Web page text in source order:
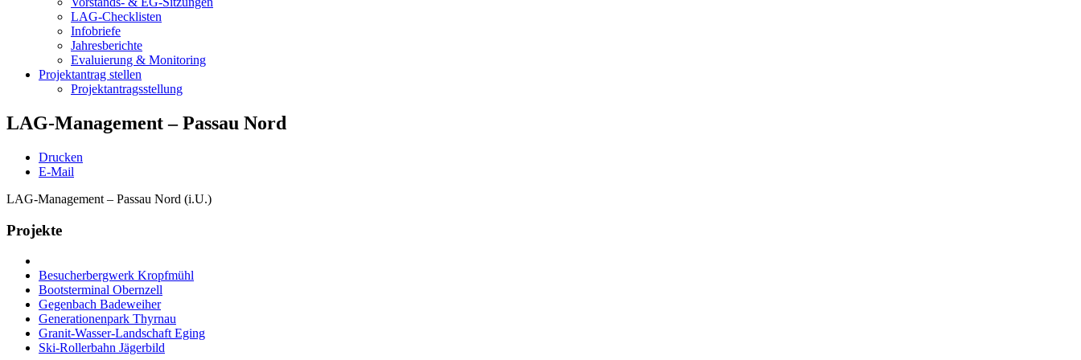
LAG-Checklisten
Infobriefe
Jahresberichte
Evaluierung & Monitoring
Projektantrag stellen
Projektantragsstellung
LAG-Management – Passau Nord
Drucken
E-Mail
LAG-Management – Passau Nord (i.U.)
Projekte
Besucherbergwerk Kropfmühl
Bootsterminal Obernzell
Gegenbach Badeweiher
Generationenpark Thyrnau
Granit-Wasser-Landschaft Eging
Ski-Rollerbahn Jägerbild